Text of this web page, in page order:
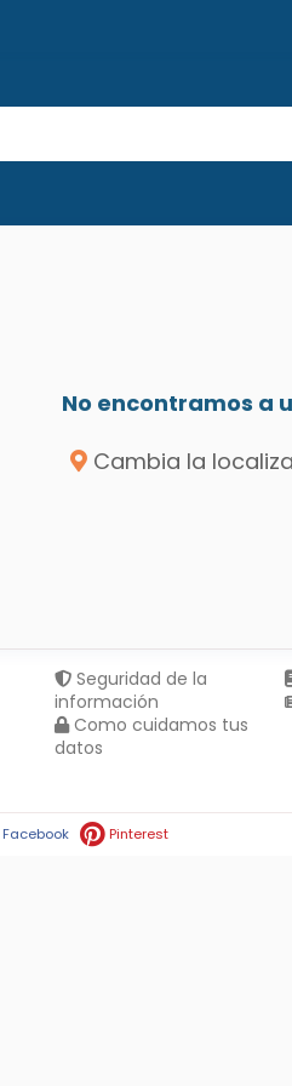
No encontramos a
Cambia la
Seguridad de la
información
Como cuidamos tus
datos
Facebook Pinterest